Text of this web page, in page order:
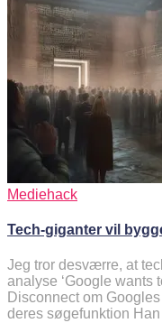
Mediehack
Tech-giganter vil
Jeg tror desværre, at
analyse ‘Google wants
Disconnect om
deres søgefunktion